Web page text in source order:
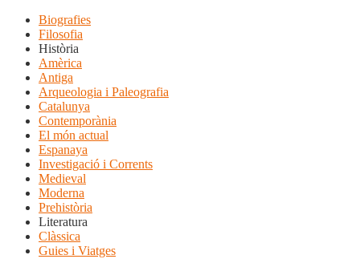
Biografies
Filosofia
Història
Amèrica
Antiga
Arqueologia i Paleografia
Catalunya
Contemporània
El món actual
Espanaya
Investigació i Corrents
Medieval
Moderna
Prehistòria
Literatura
Clàssica
Guies i Viatges